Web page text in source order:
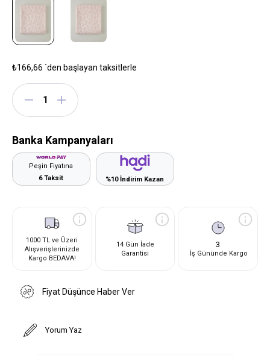
₺166,66 `den başlayan taksitlerle
Banka Kampanyaları
Peşin Fiyatına
6 Taksit
%10 İndirim Kazan
1000 TL ve Üzeri
Alışverişlerinizde
Kargo BEDAVA!
14 Gün İade
Garantisi
3
İş Gününde Kargo
Fiyat Düşünce Haber Ver
Yorum Yaz